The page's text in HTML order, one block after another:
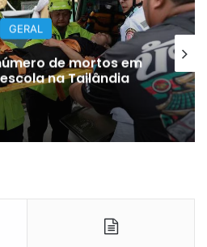
GERAL
de mortos em
na Tailândia